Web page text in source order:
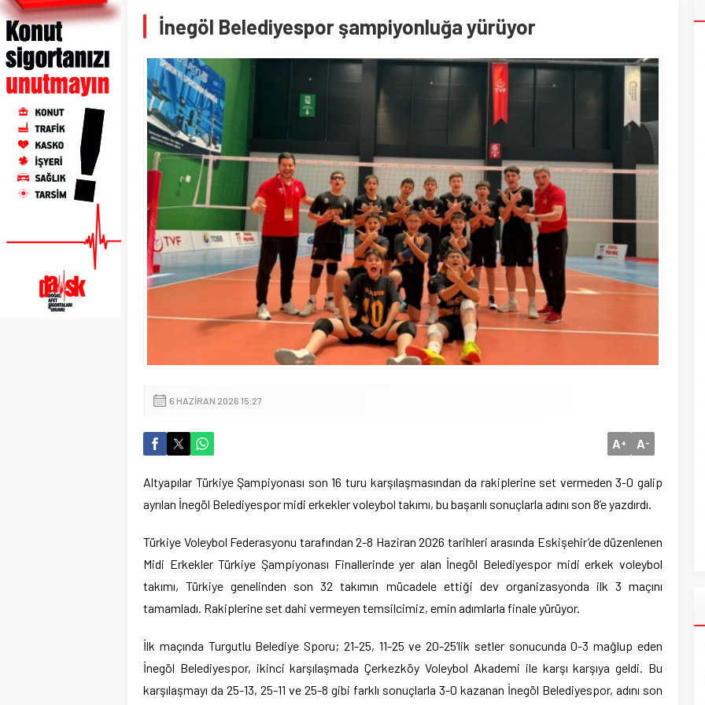
İnegöl Belediyespor şampiyonluğa yürüyor
6 HAZIRAN 2026 15:27
A+ A-
Altyapılar Türkiye Şampiyonası son 16 turu karşılaşmasından da rakiplerine set vermeden 3-0 galip
ayrılan İnegöl Belediyespor midi erkekler voleybol takımı, bu başarılı sonuçlarla adını son 8’e yazdırdı.
Türkiye Voleybol Federasyonu tarafından 2-8 Haziran 2026 tarihleri arasında Eskişehir’de düzenlenen
Midi Erkekler Türkiye Şampiyonası Finallerinde yer alan İnegöl Belediyespor midi erkek voleybol
takımı, Türkiye genelinden son 32 takımın mücadele ettiği dev organizasyonda ilk 3 maçını
tamamladı. Rakiplerine set dahi vermeyen temsilcimiz, emin adımlarla finale yürüyor.
İlk maçında Turgutlu Belediye Sporu; 21-25, 11-25 ve 20-25’lik setler sonucunda 0-3 mağlup eden
İnegöl Belediyespor, ikinci karşılaşmada Çerkezköy Voleybol Akademi ile karşı karşıya geldi. Bu
karşılaşmayı da 25-13, 25-11 ve 25-8 gibi farklı sonuçlarla 3-0 kazanan İnegöl Belediyespor, adını son